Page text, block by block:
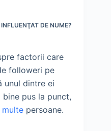
DE NUME?
factorii care
followeri pe
unul dintre ei
bine pus la punct,
multe persoane.